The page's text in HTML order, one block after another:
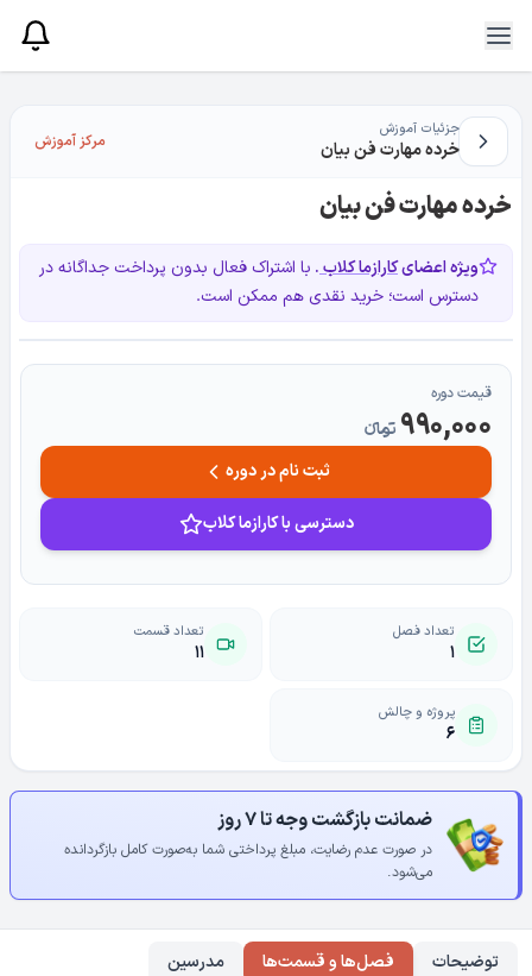
جزئیات آموزش
خرده مهارت فن بیان مرکز آموزش
خرده مهارت فن بیان
ویژه اعضایکارازما کلاب. با اشتراک فعال بدون پرداخت جداگانه در
دسترس است؛ خرید نقدی هم ممکن است.
قیمت دوره
990,000 تومانءء
ثبت نام در دوره
دسترسی با کارازما کلاب
تعداد فصل
۱
تعداد قسمت
۱۱
پروژه و چالش
۶
ضمانت بازگشت وجه تا ۷ روز
در صورت عدم رضایت، مبلغ پرداختی شما به‌صورت کامل بازگردانده
می‌شود.
توضیحات فصل‌ها و قسمت‌ها مدرسین